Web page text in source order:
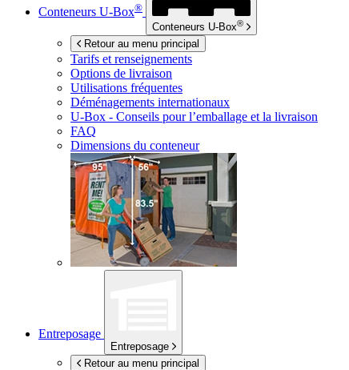
Conteneurs U-Box®
Conteneurs U-Box®
Retour au menu principal
Tarifs et renseignements
Options de livraison
Utilisations fréquentes
Déménagements internationaux
U-Box - Conseils pour l’emballage et la livraison
FAQ
Dimensions du conteneur
Entreposage
Entreposage
Retour au menu principal